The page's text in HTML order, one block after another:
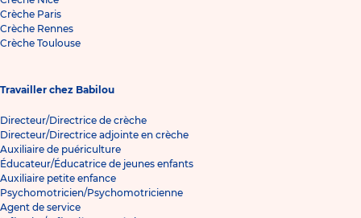
Crèche Paris
Crèche Rennes
Crèche Toulouse
Travailler chez Babilou
Directeur/Directrice de crèche
Directeur/Directrice adjointe en crèche
Auxiliaire de puériculture
Éducateur/Éducatrice de jeunes enfants
Auxiliaire petite enfance
Psychomotricien/Psychomotricienne
Agent de service